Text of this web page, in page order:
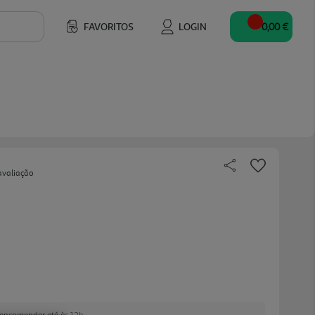
FAVORITOS LOGIN 0,00 €